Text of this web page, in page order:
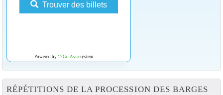
Trouver des billets
Powered by 12Go Asiasystem
RÉPÉTITIONS DE LA PROCESSION DES BARGES